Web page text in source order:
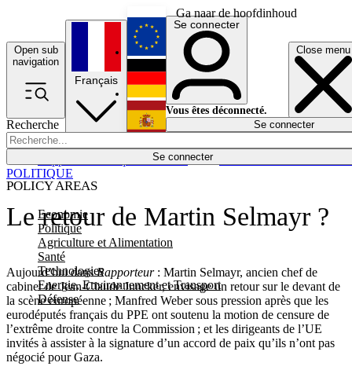
Ga naar de hoofdinhoud
Open sub
navigation
Close menu
Recherche
Se connecter
POLICY AREAS
Economie
Politique
Agriculture et Alimentation
Santé
Technologies
Energie, Environnement et Transport
Défense
Économie
Français
English
Deutsch
Español
Se connecter
Vous êtes déconnecté.
Se connecter
Le retour de Martin Selmayr ?
Aujourd’hui dansRapporteur: Martin Selmayr, ancien chef de
cabinet de Jean-Claude Juncker, envisage un retour sur le devant de
la scène européenne ; Manfred Weber sous pression après que les
eurodéputés français du PPE ont soutenu la motion de censure de
l’extrême droite contre la Commission ; et les dirigeants de l’UE
invités à assister à la signature d’un accord de paix qu’ils n’ont pas
négocié pour Gaza.
POLITIQUE